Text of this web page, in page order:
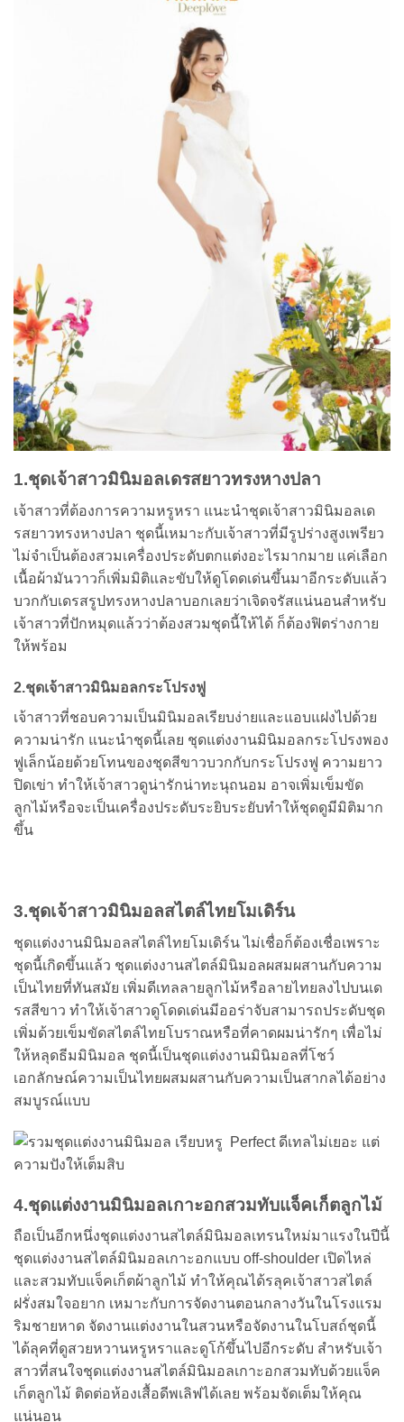
1.ชุดเจ้าสาวมินิมอลเดรสยาวทรงหางปลา
เจ้าสาวที่ต้องการความหรูหรา แนะนำชุดเจ้าสาวมินิมอลเด
รสยาวทรงหางปลา ชุดนี้เหมาะกับเจ้าสาวที่มีรูปร่างสูงเพรียว
ไม่จำเป็นต้องสวมเครื่องประดับตกแต่งอะไรมากมาย แค่เลือก
เนื้อผ้ามันวาวก็เพิ่มมิติและขับให้ดูโดดเด่นขึ้นมาอีกระดับแล้ว
บวกกับเดรสรูปทรงหางปลาบอกเลยว่าเจิดจรัสแน่นอนสำหรับ
เจ้าสาวที่ปักหมุดแล้วว่าต้องสวมชุดนี้ให้ได้ ก็ต้องฟิตร่างกาย
ให้พร้อม
2.ชุดเจ้าสาวมินิมอลกระโปรงฟู
เจ้าสาวที่ชอบความเป็นมินิมอลเรียบง่ายและแอบแฝงไปด้วย
ความน่ารัก แนะนำชุดนี้เลย ชุดแต่งงานมินิมอลกระโปรงพอง
ฟูเล็กน้อยด้วยโทนของชุดสีขาวบวกกับกระโปรงฟู ความยาว
ปิดเข่า ทำให้เจ้าสาวดูน่ารักน่าทะนุถนอม อาจเพิ่มเข็มขัด
ลูกไม้หรือจะเป็นเครื่องประดับระยิบระยับทำให้ชุดดูมีมิติมาก
ขึ้น
3.ชุดเจ้าสาวมินิมอลสไตล์ไทยโมเดิร์น
ชุดแต่งงานมินิมอลสไตล์ไทยโมเดิร์น ไม่เชื่อก็ต้องเชื่อเพราะ
ชุดนี้เกิดขึ้นแล้ว ชุดแต่งงานสไตล์มินิมอลผสมผสานกับความ
เป็นไทยที่ทันสมัย เพิ่มดีเทลลายลูกไม้หรือลายไทยลงไปบนเด
รสสีขาว ทำให้เจ้าสาวดูโดดเด่นมีออร่าจับสามารถประดับชุด
เพิ่มด้วยเข็มขัดสไตล์ไทยโบราณหรือที่คาดผมน่ารักๆ เพื่อไม่
ให้หลุดธีมมินิมอล ชุดนี้เป็นชุดแต่งงานมินิมอลที่โชว์
เอกลักษณ์ความเป็นไทยผสมผสานกับความเป็นสากลได้อย่าง
สมบูรณ์แบบ
4.ชุดแต่งงานมินิมอลเกาะอกสวมทับแจ็คเก็ตลูกไม้
ถือเป็นอีกหนึ่งชุดแต่งงานสไตล์มินิมอลเทรนใหม่มาแรงในปีนี้
ชุดแต่งงานสไตล์มินิมอลเกาะอกแบบ off-shoulder เปิดไหล่
และสวมทับแจ็คเก็ตผ้าลูกไม้ ทำให้คุณได้รลุคเจ้าสาวสไตล์
ฝรั่งสมใจอยาก เหมาะกับการจัดงานตอนกลางวันในโรงแรม
ริมชายหาด จัดงานแต่งงานในสวนหรือจัดงานในโบสถ์ชุดนี้
ได้ลุคที่ดูสวยหวานหรูหราและดูโก้ขึ้นไปอีกระดับ สำหรับเจ้า
สาวที่สนใจชุดแต่งงานสไตล์มินิมอลเกาะอกสวมทับด้วยแจ็ค
เก็ตลูกไม้ ติดต่อห้องเสื้อดีพเลิฟได้เลย พร้อมจัดเต็มให้คุณ
แน่นอน